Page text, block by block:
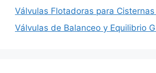
Válvulas Flotadoras para
Válvulas de Balanceo y Equilibrio